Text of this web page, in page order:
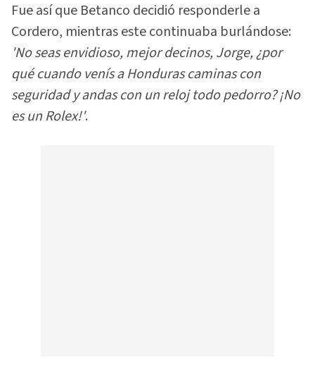
Fue así que Betanco decidió responderle a
Cordero, mientras este continuaba burlándose:
'No seas envidioso, mejor decinos, Jorge, ¿por
qué cuando venís a Honduras caminas con
seguridad y andas con un reloj todo pedorro? ¡No
es un Rolex!'.